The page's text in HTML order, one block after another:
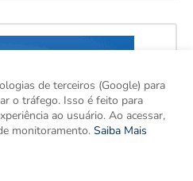
de terceiros (Google) para
o tráfego. Isso é feito para
ao usuário. Ao acessar,
monitoramento. Saiba Mais